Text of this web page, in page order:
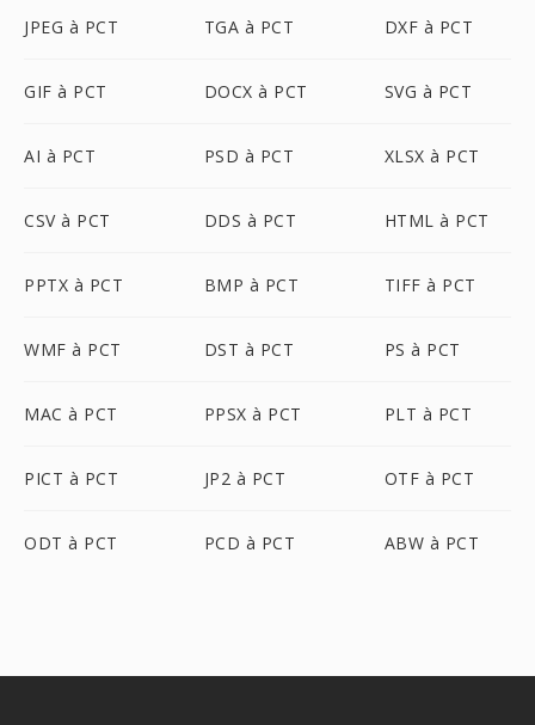
JPEG à PCT TGA à PCT DXF à PCT
GIF à PCT DOCX à PCT SVG à PCT
AI à PCT PSD à PCT XLSX à PCT
CSV à PCT DDS à PCT HTML à PCT
PPTX à PCT BMP à PCT TIFF à PCT
WMF à PCT DST à PCT PS à PCT
MAC à PCT PPSX à PCT PLT à PCT
PICT à PCT JP2 à PCT OTF à PCT
ODT à PCT PCD à PCT ABW à PCT